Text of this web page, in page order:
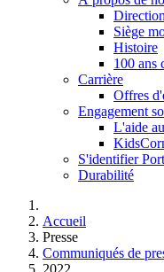
Direction
Siège
Histoire
100 ans
Carrière
Offres
Engagement
L'aide
S'identifier
Durabilité
Accueil
Presse
Communiqués de
2022